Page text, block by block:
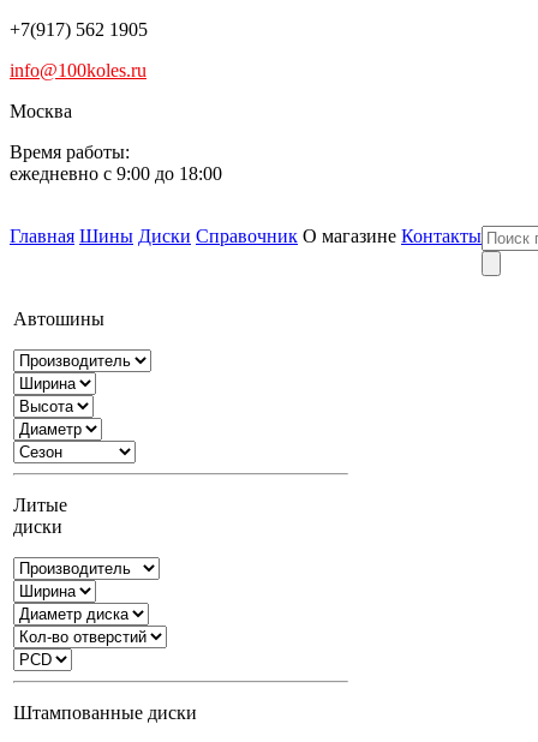
+7(917) 562 1905
info@100koles.ru
Москва
Время работы:
ежедневно с 9:00 до 18:00
Главная Шины Диски Справочник О магазине Контакты
Автошины
Литые
диски
Штампованные диски